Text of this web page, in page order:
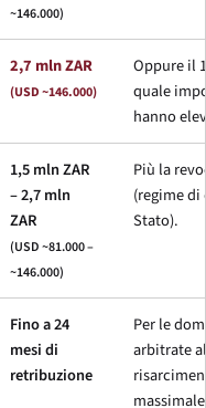
~146.000)
2,7 mln ZAR
(USD ~146.000)
Oppure il
quale
hanno
1,5 mln ZAR
– 2,7 mln
ZAR
(USD ~81.000 –
~146.000)
Più la
(regime
Stato).
Fino a 24
mesi di
retribuzione
Per le
arbitrate